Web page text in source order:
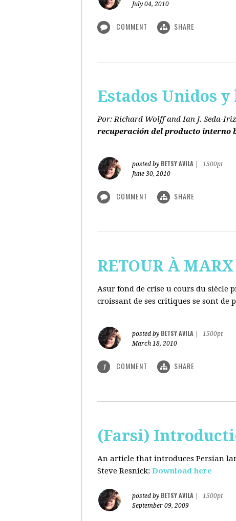
July 04, 2010
COMMENT SHARE
Estados Unidos
Por: Richard Wolff and Ian J. Seda-
recuperación del producto interno
posted by BETSY AVILA
1500pt
June 30, 2010
COMMENT SHARE
RETOUR À
Asur fond de crise u cours du siècle
croissant de ses critiques se sont de
posted by BETSY AVILA
1500pt
March 18, 2010
1 COMMENT SHARE
(Farsi)
An article that introduces Persian
Steve Resnick: Download here
posted by BETSY AVILA
1500pt
September 09, 2009